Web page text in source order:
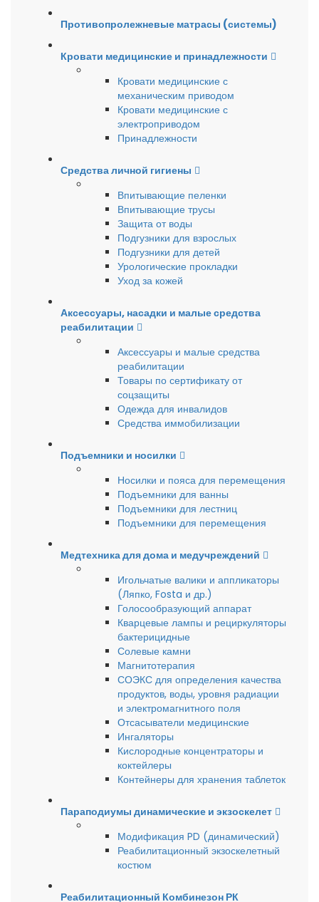
Противопролежневые матрасы (системы)
Кровати медицинские и принадлежности
Кровати медицинские с
механическим приводом
Кровати медицинские с
электроприводом
Принадлежности
Средства личной гигиены
Впитывающие пеленки
Впитывающие трусы
Защита от воды
Подгузники для взрослых
Подгузники для детей
Урологические прокладки
Уход за кожей
Аксессуары, насадки и малые средства
реабилитации
Аксессуары и малые средства
реабилитации
Товары по сертификату от
соцзащиты
Одежда для инвалидов
Средства иммобилизации
Подъемники и носилки
Носилки и пояса для перемещения
Подъемники для ванны
Подъемники для лестниц
Подъемники для перемещения
Медтехника для дома и медучреждений
Игольчатые валики и аппликаторы
(Ляпко, Fosta и др.)
Голосообразующий аппарат
Кварцевые лампы и рециркуляторы
бактерицидные
Солевые камни
Магнитотерапия
СОЭКС для определения качества
продуктов, воды, уровня радиации
и электромагнитного поля
Отсасыватели медицинские
Ингаляторы
Кислородные концентраторы и
коктейлеры
Контейнеры для хранения таблеток
Параподиумы динамические и экзоскелет
Модификация PD (динамический)
Реабилитационный экзоскелетный
костюм
Реабилитационный Комбинезон РК